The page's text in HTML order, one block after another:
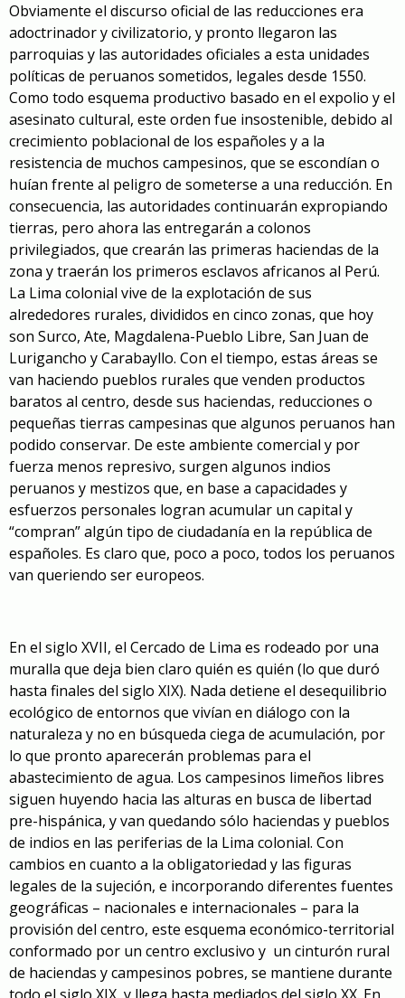
Obviamente el discurso oficial de las reducciones era
adoctrinador y civilizatorio, y pronto llegaron las
parroquias y las autoridades oficiales a esta unidades
políticas de peruanos sometidos, legales desde 1550.
Como todo esquema productivo basado en el expolio y el
asesinato cultural, este orden fue insostenible, debido al
crecimiento poblacional de los españoles y a la
resistencia de muchos campesinos, que se escondían o
huían frente al peligro de someterse a una reducción. En
consecuencia, las autoridades continuarán expropiando
tierras, pero ahora las entregarán a colonos
privilegiados, que crearán las primeras haciendas de la
zona y traerán los primeros esclavos africanos al Perú.
La Lima colonial vive de la explotación de sus
alrededores rurales, divididos en cinco zonas, que hoy
son Surco, Ate, Magdalena-Pueblo Libre, San Juan de
Lurigancho y Carabayllo. Con el tiempo, estas áreas se
van haciendo pueblos rurales que venden productos
baratos al centro, desde sus haciendas, reducciones o
pequeñas tierras campesinas que algunos peruanos han
podido conservar. De este ambiente comercial y por
fuerza menos represivo, surgen algunos indios
peruanos y mestizos que, en base a capacidades y
esfuerzos personales logran acumular un capital y
“compran” algún tipo de ciudadanía en la república de
españoles. Es claro que, poco a poco, todos los peruanos
van queriendo ser europeos.
En el siglo XVII, el Cercado de Lima es rodeado por una
muralla que deja bien claro quién es quién (lo que duró
hasta finales del siglo XIX). Nada detiene el desequilibrio
ecológico de entornos que vivían en diálogo con la
naturaleza y no en búsqueda ciega de acumulación, por
lo que pronto aparecerán problemas para el
abastecimiento de agua. Los campesinos limeños libres
siguen huyendo hacia las alturas en busca de libertad
pre-hispánica, y van quedando sólo haciendas y pueblos
de indios en las periferias de la Lima colonial. Con
cambios en cuanto a la obligatoriedad y las figuras
legales de la sujeción, e incorporando diferentes fuentes
geográficas – nacionales e internacionales – para la
provisión del centro, este esquema económico-territorial
conformado por un centro exclusivo y un cinturón rural
de haciendas y campesinos pobres, se mantiene durante